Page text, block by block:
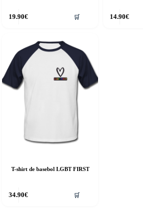
19.90€ 🛒 14.90€
T-shirt de basebol LGBT FIRST
34.90€ 🛒